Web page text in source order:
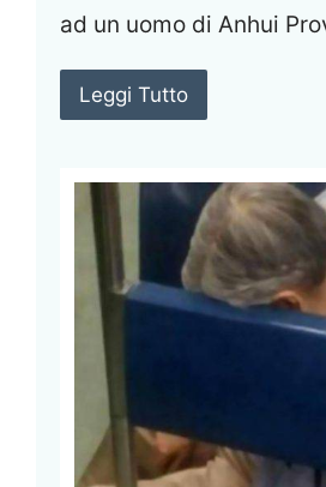
ad un uomo di Anhui
Leggi Tutto